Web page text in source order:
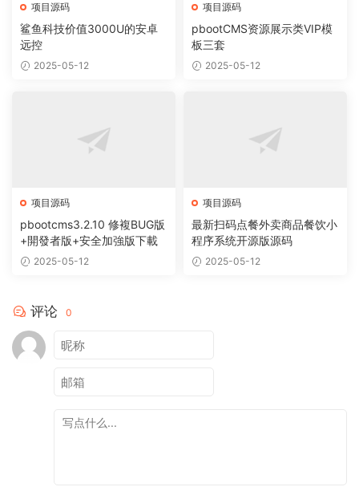
项目源码
鲨鱼科技价值3000U的安卓
远控
2025-05-12
项目源码
pbootCMS资源展示类VIP模
板三套
2025-05-12
项目源码
pbootcms3.2.10 修複BUG版
+開發者版+安全加強版下載
2025-05-12
项目源码
最新扫码点餐外卖商品餐饮小
程序系统开源版源码
2025-05-12
评论 0